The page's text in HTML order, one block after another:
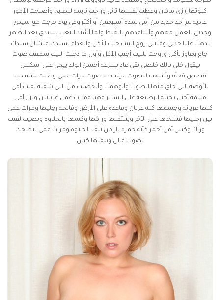
كلوتها ) زى ماكان وغطت نفسها تانى وراحت نايمه للصبح وأصبحت الأمور
عاديه لم أجد جديد من أمى لمده أسبوعين أو أكتر وفى يوم خرجت مع سيدى
وجدتى للعمل معهم وأساعدهم بالغيط ولما أشتد التعب بسيدى بعد الظهر
ندهت عليا جدتى وقلتلى روح البيت جيب الأكل والغداء لسيدك علشان سيدك
جاع وعاوز يأكل وروحت للبيت أجيب الأكل وأول ما دخلت البيت سمعت صوت
بيقول خلى بالك خلصى بقى عاد بسرعه أحسن الولد ييجى على سكس
قصص فجأه وأنتبهت للصوت عرفت ده صوت مرات عمى ودخلت متسحب
للأوضه اللى جاى منها الصوت وأتوهمت وأتخضيت من اللى شفته لقيت أمى
منيمه أختى بخيته الرضيعه على السرير وهيا ومرات عمى عريانين وبزاز أمى
كلها عريانه وجسمها كله عريان وقاعده على الأرض وفاتحه رجليها ومرات عمى
بين رجليها فشخاها على الأخر وبتنتفلها وراكها وكسها بالحلاوه وبصيت لقيت
وراك وكس أمى أحمر كأنه جمره نار من نتف الحلاوه ومرات عمى بتضحك
بصوت عالى وبتقلها كس